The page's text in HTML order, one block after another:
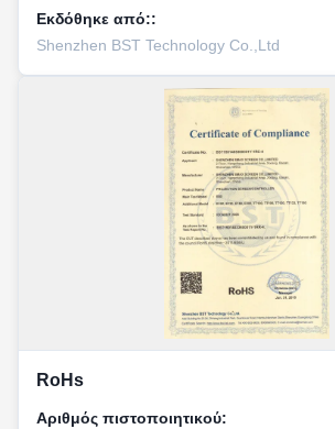
Εκδόθηκε από::
Shenzhen BST Technology Co.,Ltd
RoHs
Αριθμός πιστοποιητικού: